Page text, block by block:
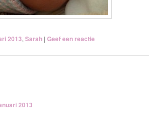
2013, Sarah | Geef een reactie
2013